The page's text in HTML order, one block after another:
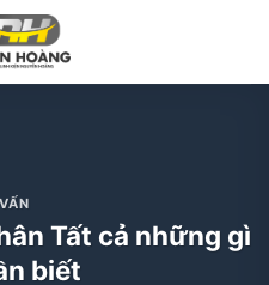
Tất cả những gì
biết